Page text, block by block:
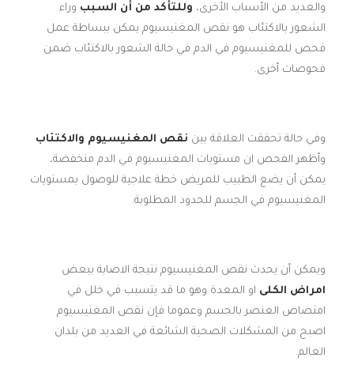
والعديد من الأسباب الأخرى، وللتأكد من أن السبب وراء
الشعور بالاكتئاب هو نقص المغنيسيوم يمكن ببساطة عمل
فحص للمغنيسيوم في الدم في حالة الشعور بالاكتئاب ضمن
فحوصات أخرى.
وفي حالة تحققت العلاقة بين نقص المغنيسيوم والاكتئاب
وأظهر الفحص ان مستويات المغنيسيوم في الدم منخفضة،
يمكن أن يضع الطبيب للمريض خطة علاجية للوصول بمستويات
المغنيسيوم في الجسم للحدود المطلوبة.
ويمكن أن يحدث نقص المغنيسيوم نتيجة الاصابة ببعض
امراض الكلى او المعدة وهو ما قد يتسبب في خلل في
امتصاص العنصر بالجسم وعموما فإن نقص المغنيسيوم
اصبح من المشكلات الصحية الشائعة في العديد من بلدان
العالم.